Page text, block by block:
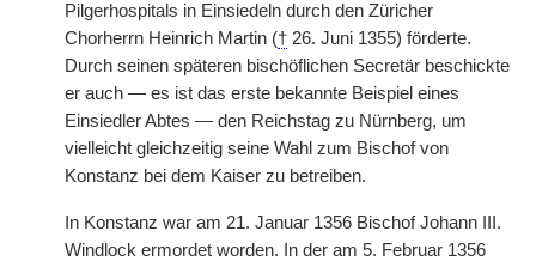
Pilgerhospitals in Einsiedeln durch den Züricher
Chorherrn Heinrich Martin († 26. Juni 1355) förderte.
Durch seinen späteren bischöflichen Secretär beschickte
er auch — es ist das erste bekannte Beispiel eines
Einsiedler Abtes — den Reichstag zu Nürnberg, um
vielleicht gleichzeitig seine Wahl zum Bischof von
Konstanz bei dem Kaiser zu betreiben.
In Konstanz war am 21. Januar 1356 Bischof Johann III.
Windlock ermordet worden. In der am 5. Februar 1356